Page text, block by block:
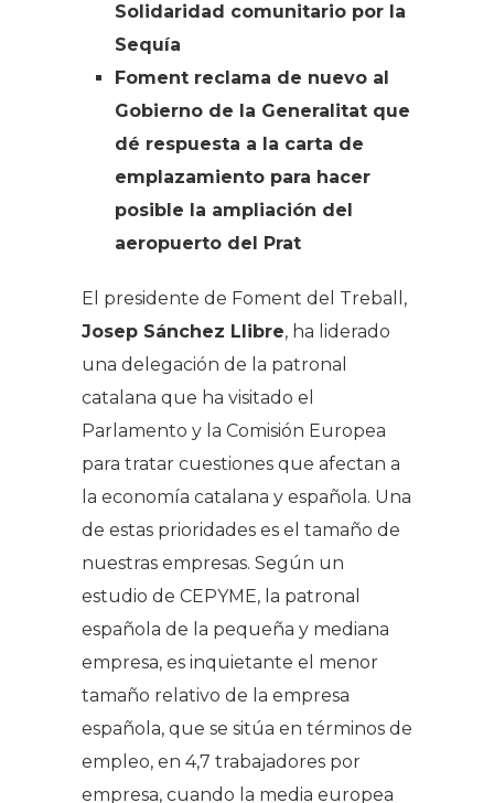
Solidaridad comunitario por la
Sequía
Foment reclama de nuevo al
Gobierno de la Generalitat que
dé respuesta a la carta de
emplazamiento para hacer
posible la ampliación del
aeropuerto del Prat
El presidente de Foment del Treball,
Josep Sánchez Llibre, ha liderado
una delegación de la patronal
catalana que ha visitado el
Parlamento y la Comisión Europea
para tratar cuestiones que afectan a
la economía catalana y española. Una
de estas prioridades es el tamaño de
nuestras empresas. Según un
estudio de CEPYME, la patronal
española de la pequeña y mediana
empresa, es inquietante el menor
tamaño relativo de la empresa
española, que se sitúa en términos de
empleo, en 4,7 trabajadores por
empresa, cuando la media europea